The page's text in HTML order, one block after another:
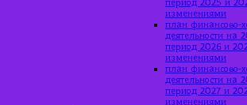
период 2025 и
изменениями
план финансово-
деятельности на
период 2026 и
изменениями
план финансово-
деятельности на
период 2027 и
изменениями